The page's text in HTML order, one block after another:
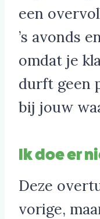
een
’s avonds
omdat je
durft geen
bij jouw
Ik doe er
Deze
vorige,